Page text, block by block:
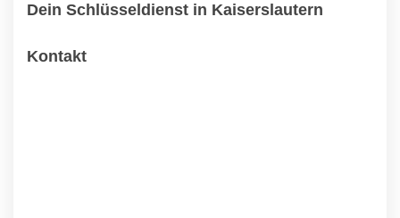
Dein Schlüsseldienst in Kaiserslautern
Kontakt